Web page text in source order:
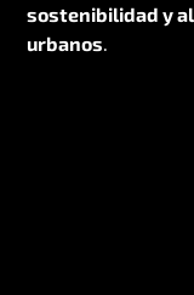
sostenibilidad y
urbanos.